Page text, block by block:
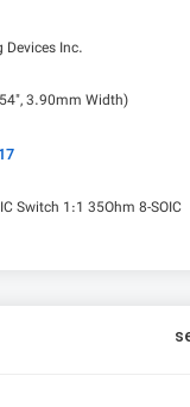
Devices Inc.
3.90mm Width)
Switch 1:1 35Ohm 8-SOIC